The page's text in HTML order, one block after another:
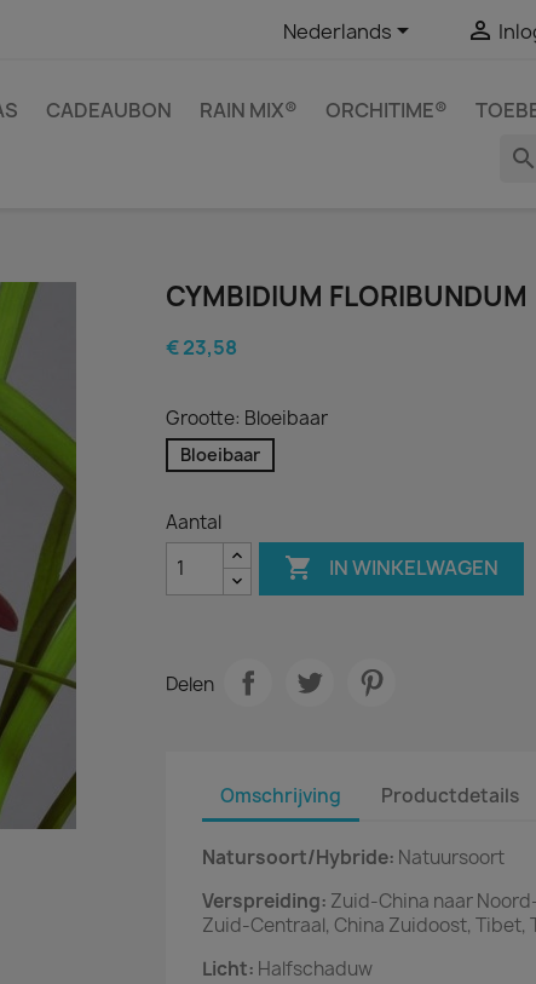
Nederlands 
CADEAUBON RAIN MIX® ORCHITIME®
search
CYMBIDIUM FLORIBUNDUM
€ 23,58
Grootte: Bloeibaar
Bloeibaar
Aantal
 IN WINKELWAGEN
Delen
Omschrijving Productdetails
Natursoort/Hybride: Natuursoort
Verspreiding: Zuid-China naar
Zuid-Centraal, China Zuidoost, Tibet,
Licht: Halfschaduw